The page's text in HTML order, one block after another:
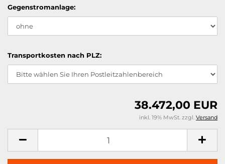
Gegenstromanlage:
Transportkosten nach PLZ:
38.472,00 EUR
inkl. 19% MwSt. zzgl. Versand